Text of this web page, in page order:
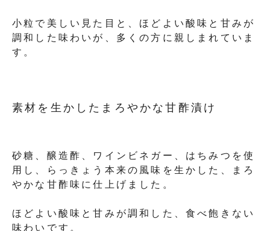
小粒で美しい見た目と、ほどよい酸味と甘みが
調和した味わいが、多くの方に親しまれていま
す。
素材を生かしたまろやかな甘酢漬け
砂糖、醸造酢、ワインビネガー、はちみつを使
用し、らっきょう本来の風味を生かした、まろ
やかな甘酢味に仕上げました。
ほどよい酸味と甘みが調和した、食べ飽きない
味わいです。